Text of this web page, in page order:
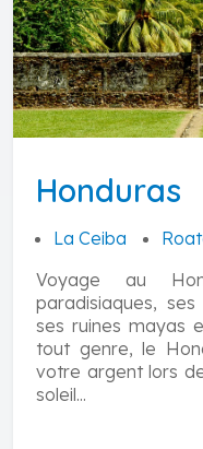
Honduras
La Ceiba
Voyage au
paradisiaques,
ses ruines mayas
tout genre, le
votre argent lors
soleil...